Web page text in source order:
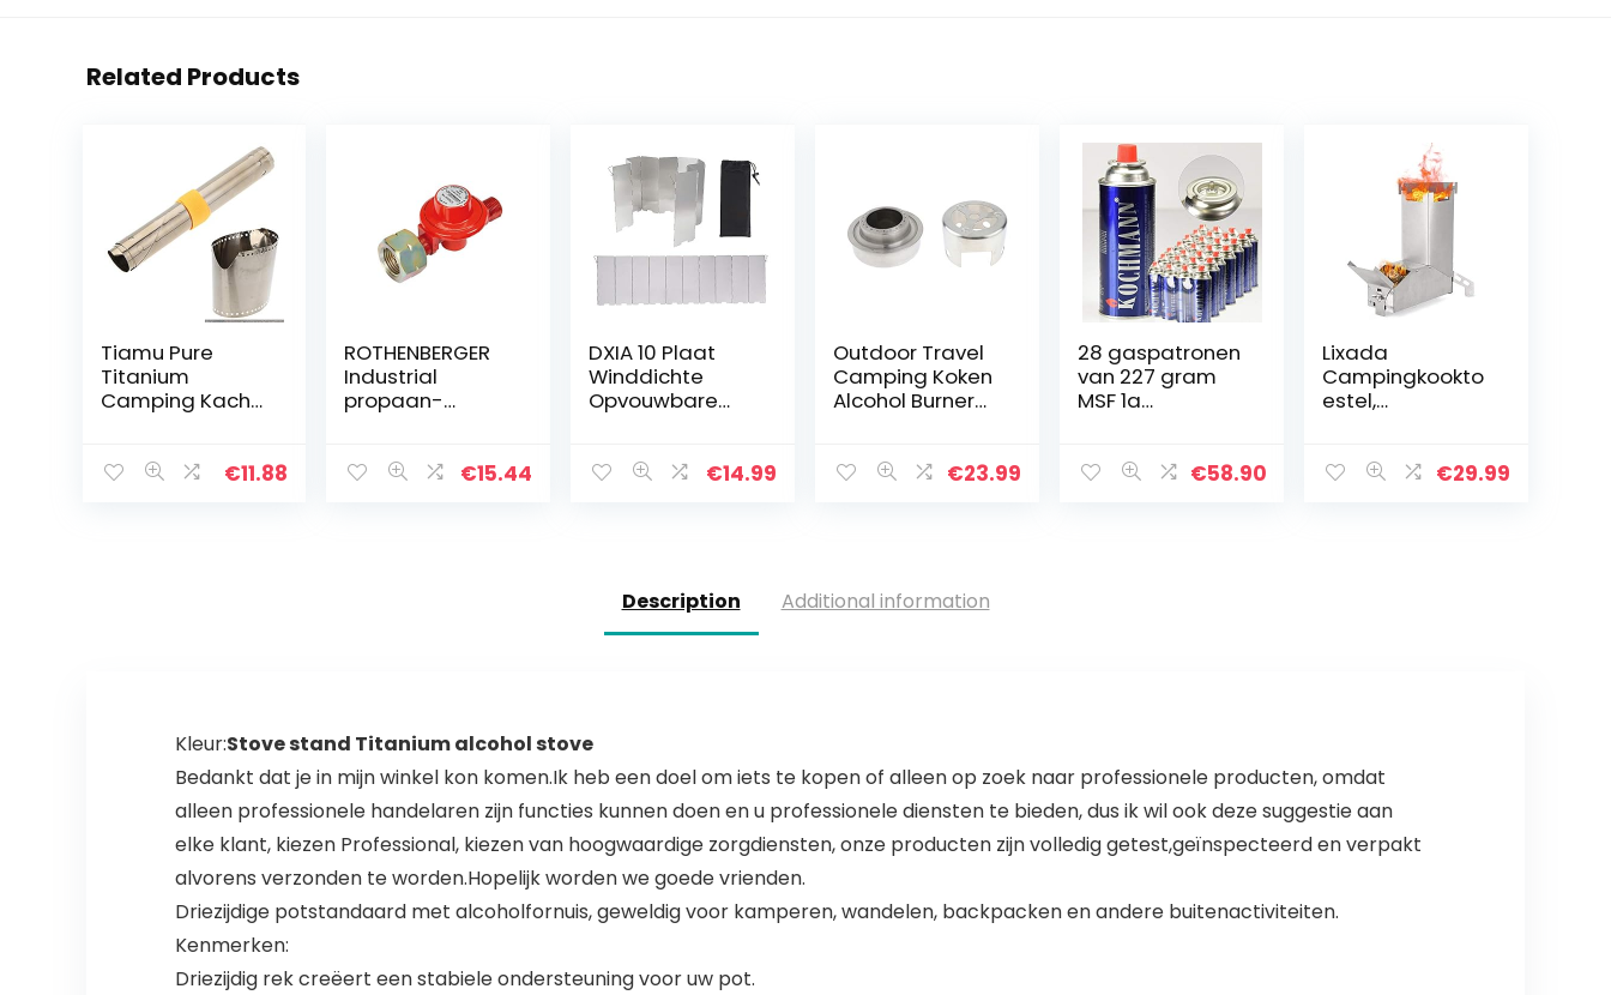
Related Products
Tiamu Pure
Titanium
Camping Kachel
Windscherm€11.88
ROTHENBERGER
Industrial
propaan-
opwarmbrander
€15.44
DXIA 10 Plaat
Winddichte
Opvouwbare
Brander Voorruit,
€14.99
Outdoor Travel
Camping Koken
Alcohol Burner
voor Draagbare
€23.99
28 gaspatronen
van 227 gram
MSF 1a
€58.90
Lixada
Campingkookto
estel,
opvouwbaar,
€29.99
Description Additional information
Kleur:Stove stand Titanium alcohol stove
Bedankt dat je in mijn winkel kon komen.Ik heb een doel om iets te kopen of alleen op zoek naar professionele producten, omdat
alleen professionele handelaren zijn functies kunnen doen en u professionele diensten te bieden, dus ik wil ook deze suggestie aan
elke klant, kiezen Professional, kiezen van hoogwaardige zorgdiensten, onze producten zijn volledig getest,geïnspecteerd en verpakt
alvorens verzonden te worden.Hopelijk worden we goede vrienden.
Driezijdige potstandaard met alcoholfornuis, geweldig voor kamperen, wandelen, backpacken en andere buitenactiviteiten.
Kenmerken:
Driezijdig rek creëert een stabiele ondersteuning voor uw pot.